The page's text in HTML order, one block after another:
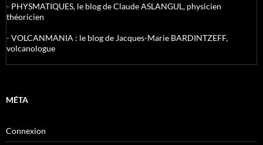
- PHYSMATIQUES, le blog de Claude ASLANGUL, physicien
théoricien
-VOLCANMANIA : le blog de Jacques-Marie BARDINTZEFF,
volcanologue
MÉTA
Connexion